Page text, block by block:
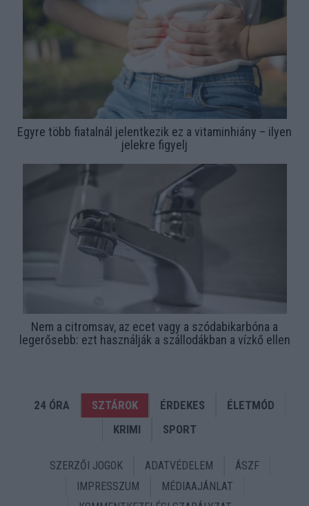
Egyre több fiatalnál jelentkezik ez a vitaminhiány – ilyen
jelekre figyelj
Nem a citromsav, az ecet vagy a szódabikarbóna a
legerősebb: ezt használják a szállodákban a vízkő ellen
24 ÓRA SZTÁROK ÉRDEKES
ÉLETMÓD
KRIMI
SPORT
SZERZŐI JOGOK ADATVÉDELEM
ÁSZF
IMPRESSZUM
MÉDIAAJÁNLAT